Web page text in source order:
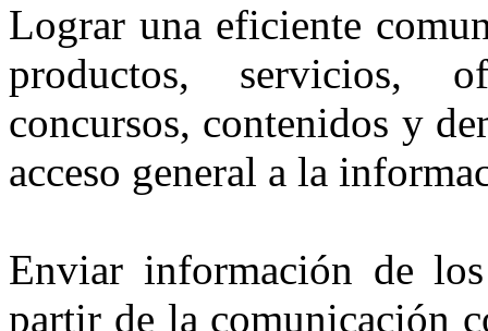
Lograr una eficiente
productos, servicios,
concursos, contenidos y
acceso general a la
Enviar información de
partir de la comunicación